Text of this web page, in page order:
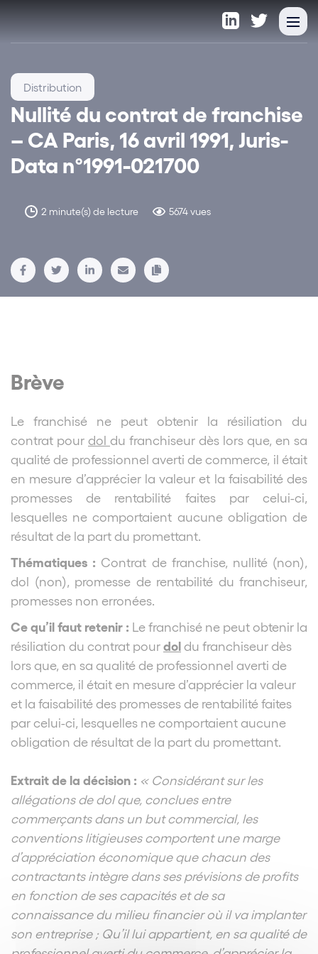
Nullité du contrat de franchise
– CA Paris, 16 avril 1991, Juris-
Data n°1991-021700
2 minute(s) de lecture 5674 vues
Distribution
Brève
Le franchisé ne peut obtenir la résiliation du
contrat pour dol du franchiseur dès lors que, en sa
qualité de professionnel averti de commerce, il était
en mesure d’apprécier la valeur et la faisabilité des
promesses de rentabilité faites par celui-ci,
lesquelles ne comportaient aucune obligation de
résultat de la part du promettant.
Thématiques : Contrat de franchise, nullité (non),
dol (non), promesse de rentabilité du franchiseur,
promesses non erronées.
Ce qu’il faut retenir : Le franchisé ne peut obtenir la
résiliation du contrat pourdoldu franchiseur dès
lors que, en sa qualité de professionnel averti de
commerce, il était en mesure d’apprécier la valeur
et la faisabilité des promesses de rentabilité faites
par celui-ci, lesquelles ne comportaient aucune
obligation de résultat de la part du promettant.
Extrait de la décision : « Considérant sur les
allégations de dol que, conclues entre
commerçants dans un but commercial, les
conventions litigieuses comportent une marge
d’appréciation économique que chacun des
contractants intègre dans ses prévisions de profits
en fonction de ses capacités et de sa
connaissance du milieu financier où il va implanter
son entreprise ; Qu’il lui appartient, en sa qualité de